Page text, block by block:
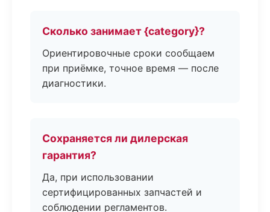
Сколько занимает {category}?
Ориентировочные сроки сообщаем
при приёмке, точное время — после
диагностики.
Сохраняется ли дилерская
гарантия?
Да, при использовании
сертифицированных запчастей и
соблюдении регламентов.